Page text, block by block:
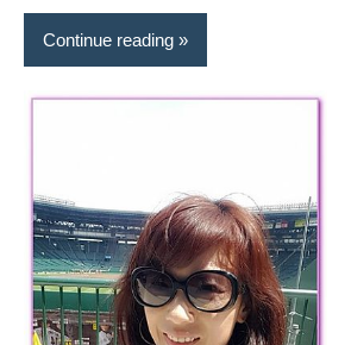
哥
國
作
者、
各
發
表
Continue reading